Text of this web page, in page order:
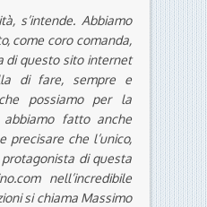
s’intende. Abbiamo
come coro comanda,
di questo sito internet
di fare, sempre e
possiamo per la
fatto anche
precisare che l’unico,
di questa
nell’incredibile
si chiama Massimo